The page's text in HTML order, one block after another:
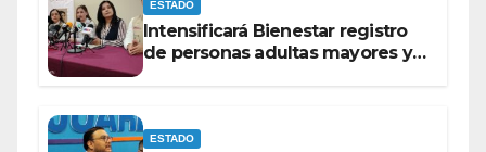
ESTADO
Intensificará Bienestar registro
de personas adultas mayores y
ESTADO